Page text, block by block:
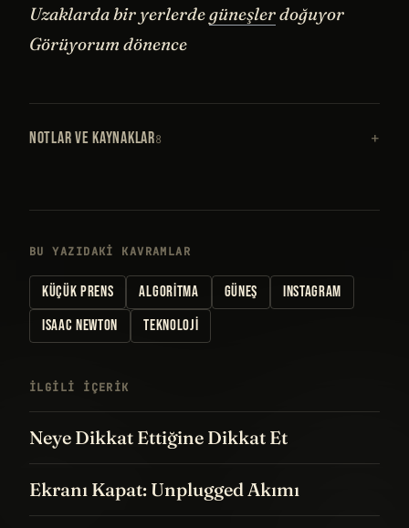
Uzaklarda bir yerlerdegüneşlerdoğuyor
Görüyorum dönence
NOTLAR VE KAYNAKLAR8
BU YAZIDAKI KAVRAMLAR
KÜÇÜK PRENS ALGORITMA GÜNEŞ
INSTAGRAM
ISAAC NEWTON
TEKNOLOJI
İLGILI IÇERIK
Neye Dikkat Ettiğine Dikkat Et
Ekranı Kapat: Unplugged Akımı